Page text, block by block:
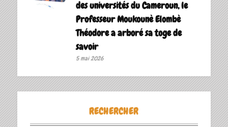
des universités du Cameroun, le
Professeur Moukounè Elombè
Théodore a arboré sa toge de
savoir ‎
5 mai 2026
RECHERCHER